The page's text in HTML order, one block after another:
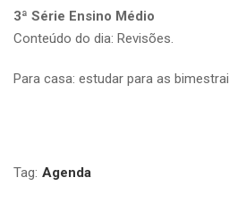
3ª Série Ensino Médio
Conteúdo do dia: Revisões.
Para casa: estudar para as
Tag: Agenda